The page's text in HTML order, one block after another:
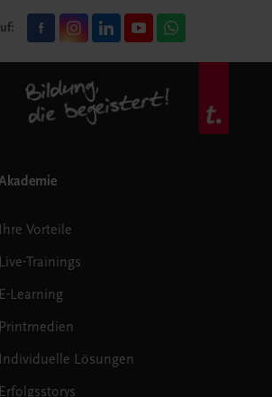
Ihre Vorteile
Live-Trainings
E-Learning
Printmedien
Individuelle Lösungen
Erfolgsstorys